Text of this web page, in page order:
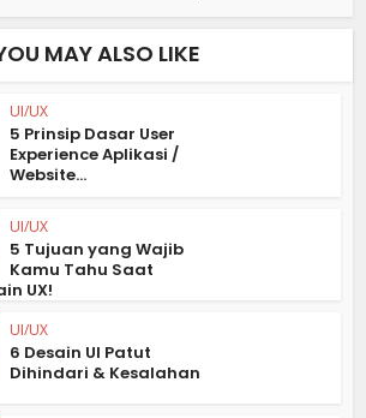
MAY ALSO LIKE
UI/UX
5 Prinsip Dasar User
Experience Aplikasi /
Website...
UI/UX
5 Tujuan yang Wajib
Kamu Tahu Saat
UX!
UI/UX
6 Desain UI Patut
Dihindari & Kesalahan